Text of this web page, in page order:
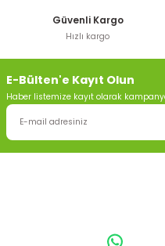
Güvenli Kargo
Hızlı kargo
E-Bülten'e Kayıt Olun
Haber listemize kayıt olarak